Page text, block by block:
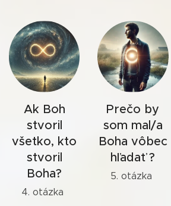
Ak Boh
stvoril
všetko, kto
stvoril
Boha?
4. otázka
Prečo by
som mal/a
Boha vôbec
hľadať ?
5. otázka